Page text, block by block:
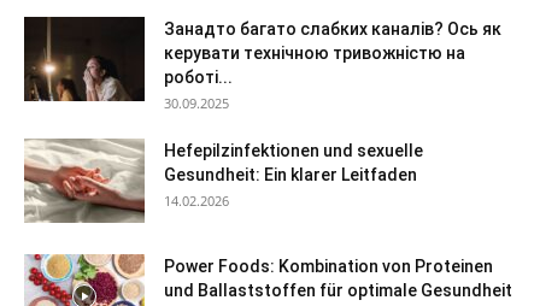
Занадто багато слабких каналів? Ось як
керувати технічною тривожністю на
роботі...
30.09.2025
Hefepilzinfektionen und sexuelle
Gesundheit: Ein klarer Leitfaden
14.02.2026
Power Foods: Kombination von Proteinen
und Ballaststoffen für optimale Gesundheit